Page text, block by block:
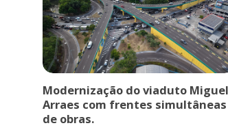
Modernização do viaduto Miguel
Arraes com frentes simultâneas
de obras.